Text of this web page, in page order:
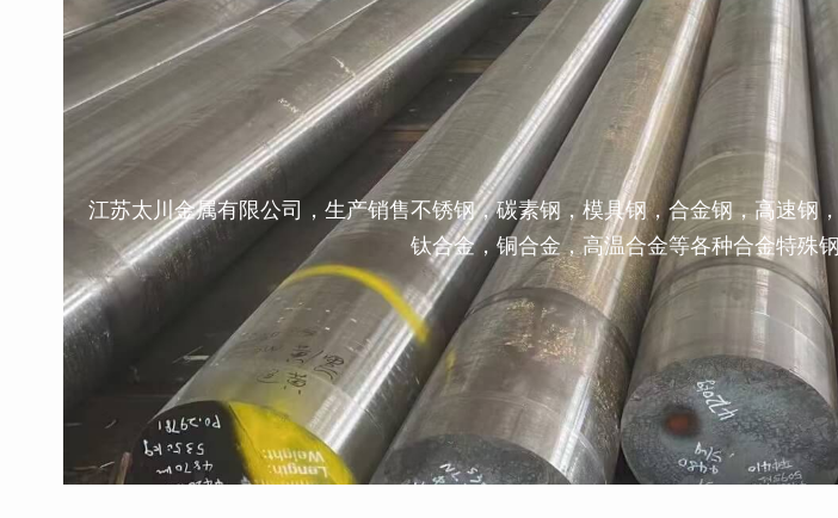
江苏太川金属有限公司，生产销售不锈钢，碳素钢，模具钢，合金钢，高速钢
钛合金，铜合金，高温合金等各种合金特殊钢